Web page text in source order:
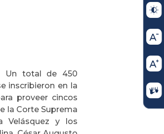
Un total de 450
inscribieron en la
proveer cincos
la Corte Suprema
Velásquez y los